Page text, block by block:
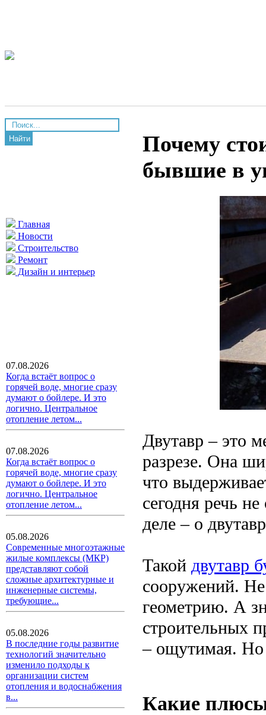
Найти
Главная
Новости
Строительство
Ремонт
Дизайн и интерьер
07.08.2026
Когда встаёт вопрос о
горячей воде, многие сразу
думают о бойлере. И это
логично. Центральное
отопление летом...
07.08.2026
Когда встаёт вопрос о
горячей воде, многие сразу
думают о бойлере. И это
логично. Центральное
отопление летом...
05.08.2026
Современные многоэтажные
жилые комплексы (МКР)
представляют собой
сложные архитектурные и
инженерные системы,
требующие...
05.08.2026
В последние годы развитие
технологий значительно
изменило подходы к
организации систем
отопления и водоснабжения
в...
Почему
бывшие в
Двутавр – это
разрезе. Она
что
сегодня речь
деле – о
Такой двутавр
сооружений.
геометрию. А
строительных
– ощутимая. Но
Какие плюсы